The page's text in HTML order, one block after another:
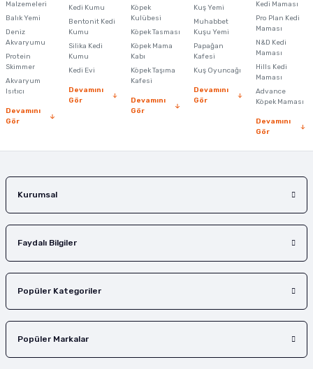
Malzemeleri
Balık Yemi
Deniz
Akvaryumu
Protein
Skimmer
Akvaryum
Isıtıcı
Devamını
Gör
Kedi Kumu
Bentonit Kedi
Kumu
Silika Kedi
Kumu
Kedi Evi
Devamını
Gör
Köpek
Kulübesi
Köpek Tasması
Köpek Mama
Kabı
Köpek Taşıma
Kafesi
Devamını
Gör
Kuş Yemi
Muhabbet
Kuşu Yemi
Papağan
Kafesi
Kuş Oyuncağı
Devamını
Gör
Kedi Maması
Pro Plan Kedi
Maması
N&D Kedi
Maması
Hills Kedi
Maması
Advance
Köpek Maması
Devamını
Gör
Kurumsal
Faydalı Bilgiler
Popüler Kategoriler
Popüler Markalar